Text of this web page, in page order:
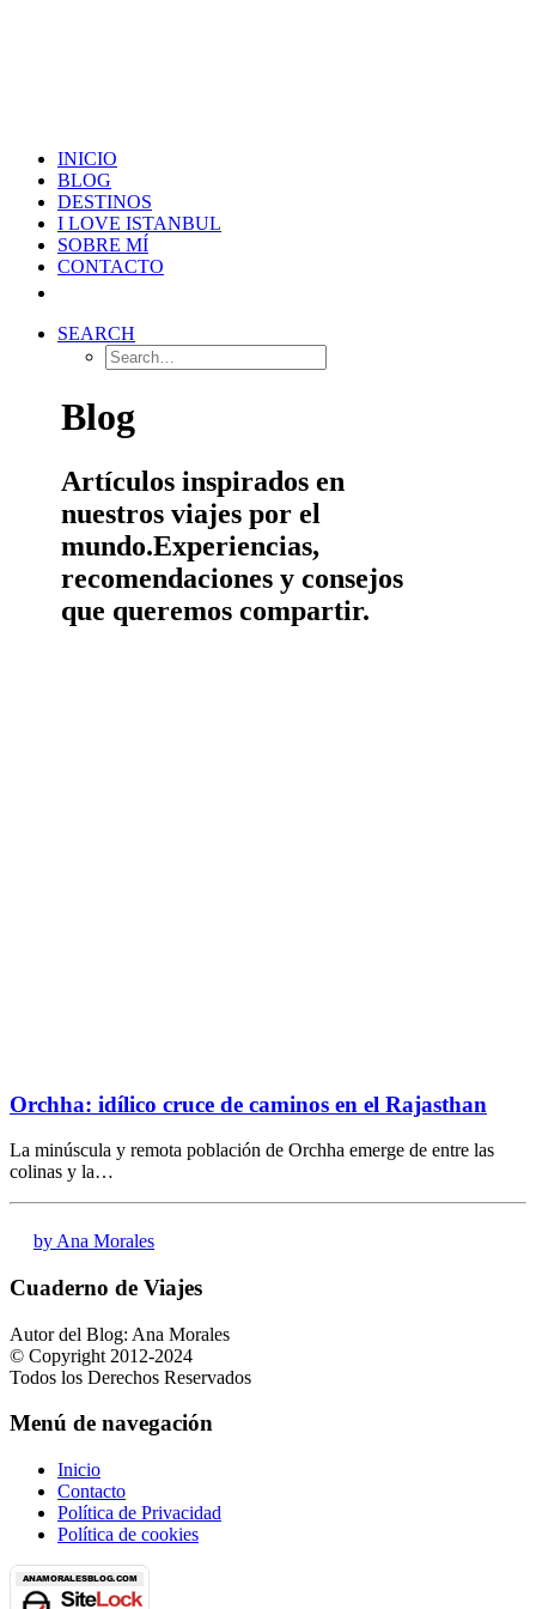
INICIO
BLOG
DESTINOS
I LOVE ISTANBUL
SOBRE MÍ
CONTACTO
SEARCH
Blog
Artículos inspirados en
nuestros viajes por el
mundo.Experiencias,
recomendaciones y consejos
que queremos compartir.
Orchha: idílico cruce de caminos en el Rajasthan
La minúscula y remota población de Orchha emerge de entre las
colinas y la…
by Ana Morales
Cuaderno de Viajes
Autor del Blog: Ana Morales
© Copyright 2012-2024
Todos los Derechos Reservados
Menú de navegación
Inicio
Contacto
Política de Privacidad
Política de cookies